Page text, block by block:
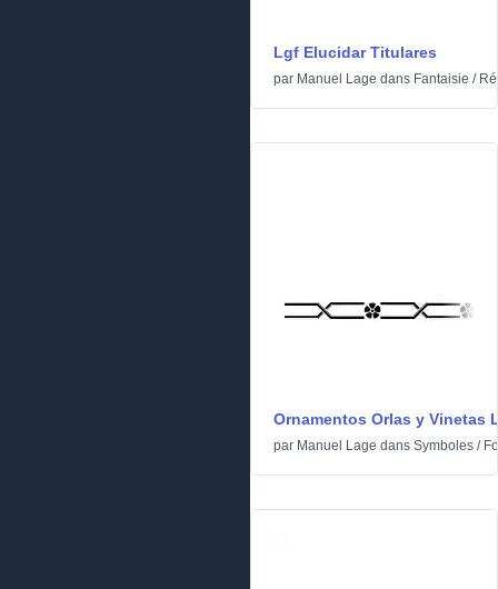
Lgf Elucidar Titulares
par Manuel Lage dans Fantaisie /
Ornamentos Orlas y Vinetas
par Manuel Lage dans Symboles /